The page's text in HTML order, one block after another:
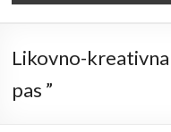
Likovno-
pas ”